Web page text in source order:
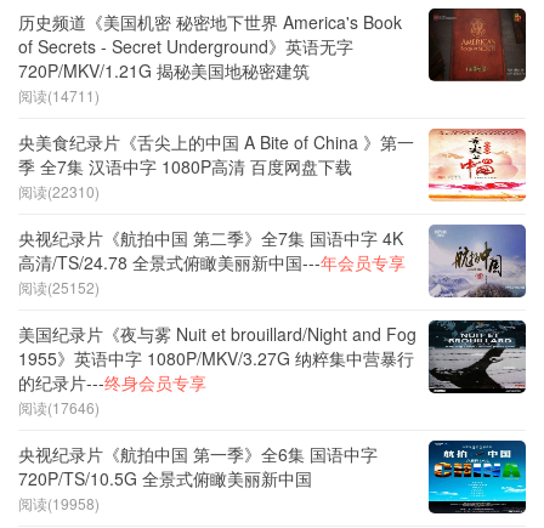
历史频道《美国机密 秘密地下世界 America's Book
of Secrets - Secret Underground》英语无字
720P/MKV/1.21G 揭秘美国地秘密建筑
阅读(14711)
央美食纪录片《舌尖上的中国 A Bite of China 》第一
季 全7集 汉语中字 1080P高清 百度网盘下载
阅读(22310)
央视纪录片《航拍中国 第二季》全7集 国语中字 4K
高清/TS/24.78 全景式俯瞰美丽新中国---年会员专享
阅读(25152)
美国纪录片《夜与雾 Nuit et brouillard/Night and Fog
1955》英语中字 1080P/MKV/3.27G 纳粹集中营暴行
的纪录片---终身会员专享
阅读(17646)
央视纪录片《航拍中国 第一季》全6集 国语中字
720P/TS/10.5G 全景式俯瞰美丽新中国
阅读(19958)